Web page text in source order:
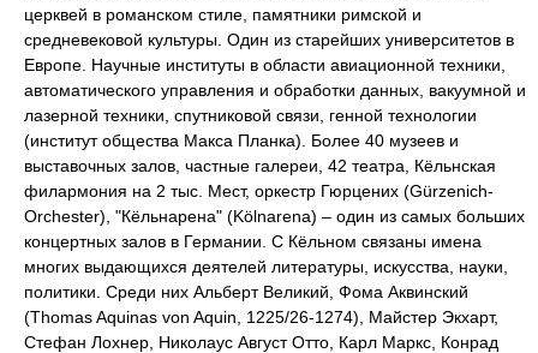
церквей в романском стиле, памятники римской и
средневековой культуры. Один из старейших университетов в
Европе. Научные институты в области авиационной техники,
автоматического управления и обработки данных, вакуумной и
лазерной техники, спутниковой связи, генной технологии
(институт общества Макса Планка). Более 40 музеев и
выставочных залов, частные галереи, 42 театра, Кёльнская
филармония на 2 тыс. Мест, оркестр Гюрцених (Gürzenich-
Orchester), "Кёльнарена" (Kölnarena) – один из самых больших
концертных залов в Германии. С Кёльном связаны имена
многих выдающихся деятелей литературы, искусства, науки,
политики. Среди них Альберт Великий, Фома Аквинский
(Thomas Aquinas von Aquin, 1225/26-1274), Майстер Экхарт,
Стефан Лохнер, Николаус Август Отто, Карл Маркс, Конрад